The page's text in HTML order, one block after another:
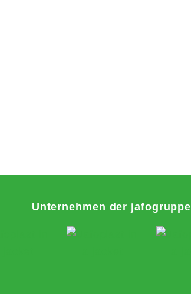
Unternehmen der jafogruppe